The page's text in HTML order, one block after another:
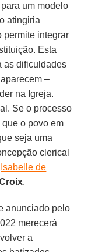
um modelo
atingiria
permite integrar
Esta
as dificuldades
–
na Igreja.
Se o processo
o povo em
seja uma
clerical
Isabelle de
.
anunciado pelo
merecerá
a